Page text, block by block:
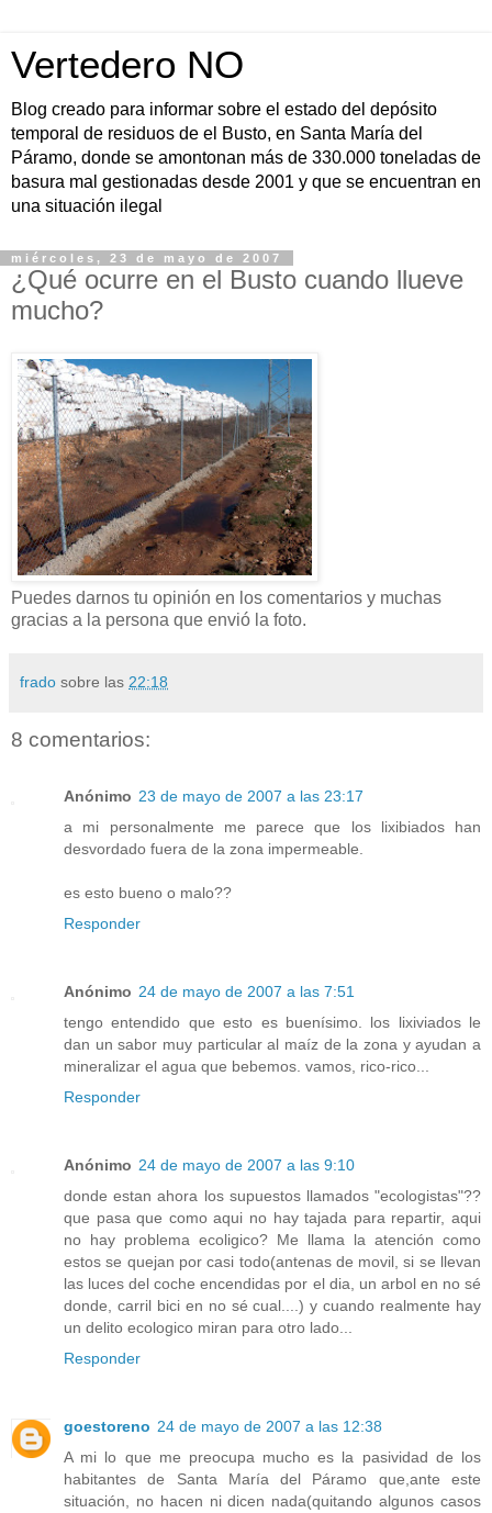
Vertedero NO
Blog creado para informar sobre el estado del depósito
temporal de residuos de el Busto, en Santa María del
Páramo, donde se amontonan más de 330.000 toneladas de
basura mal gestionadas desde 2001 y que se encuentran en
una situación ilegal
miércoles, 23 de mayo de 2007
¿Qué ocurre en el Busto cuando llueve
mucho?
Puedes darnos tu opinión en los comentarios y muchas
gracias a la persona que envió la foto.
frado sobre las 22:18
8 comentarios:
Anónimo 23 de mayo de 2007 a las 23:17
a mi personalmente me parece que los lixibiados han
desvordado fuera de la zona impermeable.
es esto bueno o malo??
Responder
Anónimo 24 de mayo de 2007 a las 7:51
tengo entendido que esto es buenísimo. los lixiviados le
dan un sabor muy particular al maíz de la zona y ayudan a
mineralizar el agua que bebemos. vamos, rico-rico...
Responder
Anónimo 24 de mayo de 2007 a las 9:10
donde estan ahora los supuestos llamados "ecologistas"??
que pasa que como aqui no hay tajada para repartir, aqui
no hay problema ecoligico? Me llama la atención como
estos se quejan por casi todo(antenas de movil, si se llevan
las luces del coche encendidas por el dia, un arbol en no sé
donde, carril bici en no sé cual....) y cuando realmente hay
un delito ecologico miran para otro lado...
Responder
goestoreno 24 de mayo de 2007 a las 12:38
A mi lo que me preocupa mucho es la pasividad de los
habitantes de Santa María del Páramo que,ante este
situación, no hacen ni dicen nada(quitando algunos casos